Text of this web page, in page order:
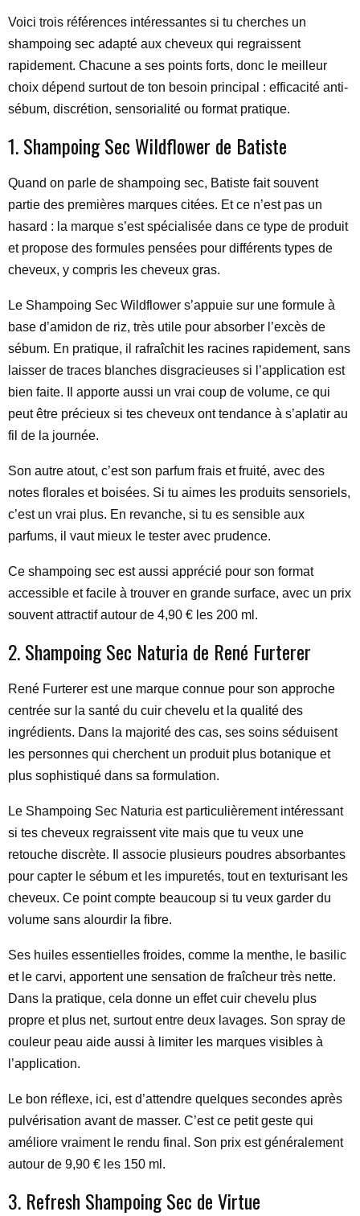
Voici trois références intéressantes si tu cherches un
shampoing sec adapté aux cheveux qui regraissent
rapidement. Chacune a ses points forts, donc le meilleur
choix dépend surtout de ton besoin principal : efficacité anti-
sébum, discrétion, sensorialité ou format pratique.
1. Shampoing Sec Wildflower de Batiste
Quand on parle de shampoing sec, Batiste fait souvent
partie des premières marques citées. Et ce n’est pas un
hasard : la marque s’est spécialisée dans ce type de produit
et propose des formules pensées pour différents types de
cheveux, y compris les cheveux gras.
Le Shampoing Sec Wildflower s’appuie sur une formule à
base d’amidon de riz, très utile pour absorber l’excès de
sébum. En pratique, il rafraîchit les racines rapidement, sans
laisser de traces blanches disgracieuses si l’application est
bien faite. Il apporte aussi un vrai coup de volume, ce qui
peut être précieux si tes cheveux ont tendance à s’aplatir au
fil de la journée.
Son autre atout, c’est son parfum frais et fruité, avec des
notes florales et boisées. Si tu aimes les produits sensoriels,
c’est un vrai plus. En revanche, si tu es sensible aux
parfums, il vaut mieux le tester avec prudence.
Ce shampoing sec est aussi apprécié pour son format
accessible et facile à trouver en grande surface, avec un prix
souvent attractif autour de 4,90 € les 200 ml.
2. Shampoing Sec Naturia de René Furterer
René Furterer est une marque connue pour son approche
centrée sur la santé du cuir chevelu et la qualité des
ingrédients. Dans la majorité des cas, ses soins séduisent
les personnes qui cherchent un produit plus botanique et
plus sophistiqué dans sa formulation.
Le Shampoing Sec Naturia est particulièrement intéressant
si tes cheveux regraissent vite mais que tu veux une
retouche discrète. Il associe plusieurs poudres absorbantes
pour capter le sébum et les impuretés, tout en texturisant les
cheveux. Ce point compte beaucoup si tu veux garder du
volume sans alourdir la fibre.
Ses huiles essentielles froides, comme la menthe, le basilic
et le carvi, apportent une sensation de fraîcheur très nette.
Dans la pratique, cela donne un effet cuir chevelu plus
propre et plus net, surtout entre deux lavages. Son spray de
couleur peau aide aussi à limiter les marques visibles à
l’application.
Le bon réflexe, ici, est d’attendre quelques secondes après
pulvérisation avant de masser. C’est ce petit geste qui
améliore vraiment le rendu final. Son prix est généralement
autour de 9,90 € les 150 ml.
3. Refresh Shampoing Sec de Virtue